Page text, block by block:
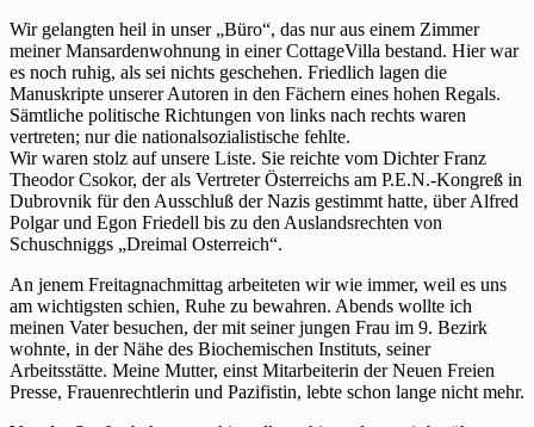
Wir gelangten heil in unser „Büro“, das nur aus einem Zimmer
meiner Mansardenwohnung in einer CottageVilla bestand. Hier war
es noch ruhig, als sei nichts geschehen. Friedlich lagen die
Manuskripte unserer Autoren in den Fächern eines hohen Regals.
Sämtliche politische Richtungen von links nach rechts waren
vertreten; nur die nationalsozialistische fehlte.
Wir waren stolz auf unsere Liste. Sie reichte vom Dichter Franz
Theodor Csokor, der als Vertreter Österreichs am P.E.N.-Kongreß in
Dubrovnik für den Ausschluß der Nazis gestimmt hatte, über Alfred
Polgar und Egon Friedell bis zu den Auslandsrechten von
Schuschniggs „Dreimal Osterreich“.
An jenem Freitagnachmittag arbeiteten wir wie immer, weil es uns
am wichtigsten schien, Ruhe zu bewahren. Abends wollte ich
meinen Vater besuchen, der mit seiner jungen Frau im 9. Bezirk
wohnte, in der Nähe des Biochemischen Instituts, seiner
Arbeitsstätte. Meine Mutter, einst Mitarbeiterin der Neuen Freien
Presse, Frauenrechtlerin und Pazifistin, lebte schon lange nicht mehr.